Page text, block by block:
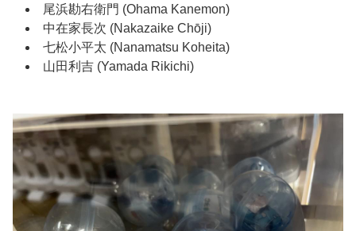
尾浜勘右衛門 (Ohama Kanemon)
中在家長次 (Nakazaike Chōji)
七松小平太 (Nanamatsu Koheita)
山田利吉 (Yamada Rikichi)